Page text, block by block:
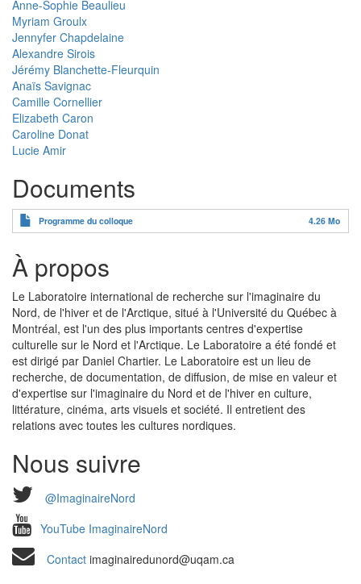
Anne-Sophie Beaulieu
Myriam Groulx
Jennyfer Chapdelaine
Alexandre Sirois
Jérémy Blanchette-Fleurquin
Anaïs Savignac
Camille Cornellier
Elizabeth Caron
Caroline Donat
Lucie Amir
Documents
Programme du colloque 4.26 Mo
À propos
Le Laboratoire international de recherche sur l'imaginaire du
Nord, de l'hiver et de l'Arctique, situé à l'Université du Québec à
Montréal, est l'un des plus importants centres d'expertise
culturelle sur le Nord et l'Arctique. Le Laboratoire a été fondé et
est dirigé par Daniel Chartier. Le Laboratoire est un lieu de
recherche, de documentation, de diffusion, de mise en valeur et
d'expertise sur l'imaginaire du Nord et de l'hiver en culture,
littérature, cinéma, arts visuels et société. Il entretient des
relations avec toutes les cultures nordiques.
Nous suivre
@ImaginaireNord
YouTube ImaginaireNord
Contact imaginairedunord@uqam.ca